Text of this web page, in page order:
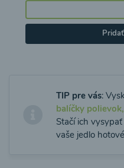
TIP pre vás:
balíčky
Stačí ich
vaše jedlo